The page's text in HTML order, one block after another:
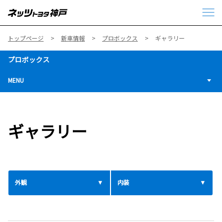
トップページ 新車情報 プロボックス ギャラリー
プロボックス
MENU
ギャラリー
外観 内装